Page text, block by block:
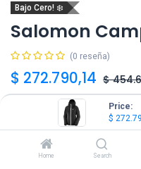
Price:
$
Home Search
Bajo Cero! ❄️
Salomon
(0 reseña)
$ 272.790,14 $
M